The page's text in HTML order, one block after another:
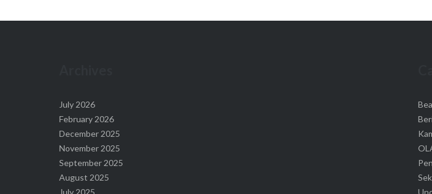
July 2026
February 2026
December 2025
November 2025
September 2025
August 2025